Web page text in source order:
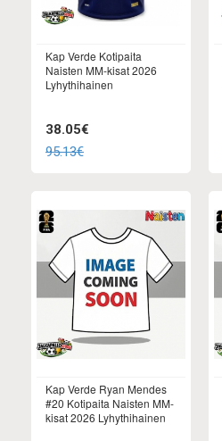
Kap Verde Kotipaita
Naisten MM-kisat 2026
Lyhythihainen
38.05€
95.13€
Kap Verde Ryan Mendes
#20 Kotipaita Naisten MM-
kisat 2026 Lyhythihainen